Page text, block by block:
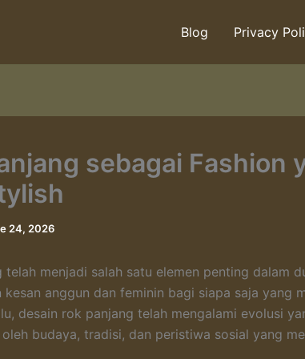
Blog Privacy
sebagai Fashion
24, 2026
telah menjadi salah satu elemen penting dalam
kesan anggun dan feminin bagi siapa saja yang
desain rok panjang telah mengalami evolusi
budaya, tradisi, dan peristiwa sosial yang